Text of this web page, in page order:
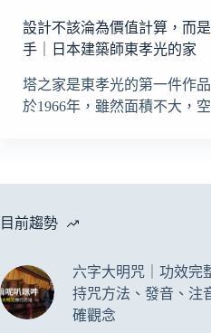
設計不該淪為價值計算，而
手｜日本建築師東孝光的家
塔之家是東孝光的第一件作
於1966年，雖然面積不大，
目前趨勢
六字大明咒｜功效完
持咒方法、發音、注
確觀念